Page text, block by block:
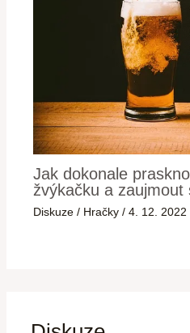
Jak dokonale
žvýkačku a zaujmout
Diskuze / Hračky /4. 12. 2022